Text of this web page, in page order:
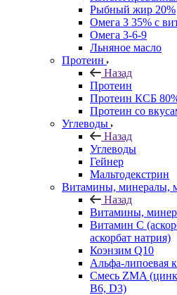
Рыбный жир 20%
Омега 3 35% с
Омега 3-6-9
Льняное масло
Протеин
Назад
Протеин
Протеин КСБ
Протеин со
Углеводы
Назад
Углеводы
Гейнер
Мальтодекстрин
Витамины, минералы,
Назад
Витамины,
Витамин C
аскорбат натрия)
Коэнзим Q10
Альфа-липоевая
Смесь ZMA
B6, D3)